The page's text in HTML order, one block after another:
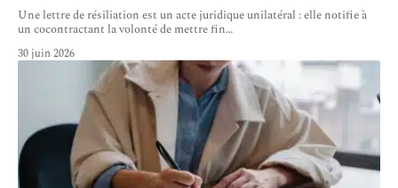
Une lettre de résiliation est un acte juridique unilatéral : elle notifie à
un cocontractant la volonté de mettre fin…
30 juin 2026